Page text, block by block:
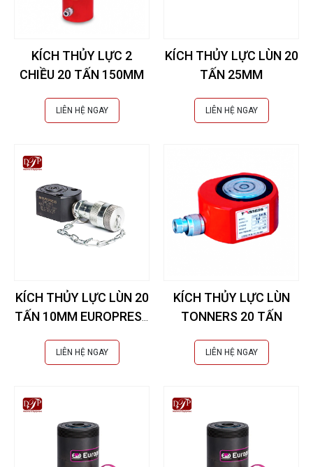
KÍCH THỦY LỰC 2
CHIỀU 20 TẤN 150MM
LIÊN HỆ NGAY
KÍCH THỦY LỰC LÙN 20
TẤN 25MM
LIÊN HỆ NGAY
KÍCH THỦY LỰC LÙN 20
TẤN 10MM EUROPRESS
LIÊN HỆ NGAY
KÍCH THỦY LỰC LÙN
TONNERS 20 TẤN
LIÊN HỆ NGAY